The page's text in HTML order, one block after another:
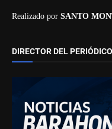
Realizado por SANTO
DIRECTOR DEL